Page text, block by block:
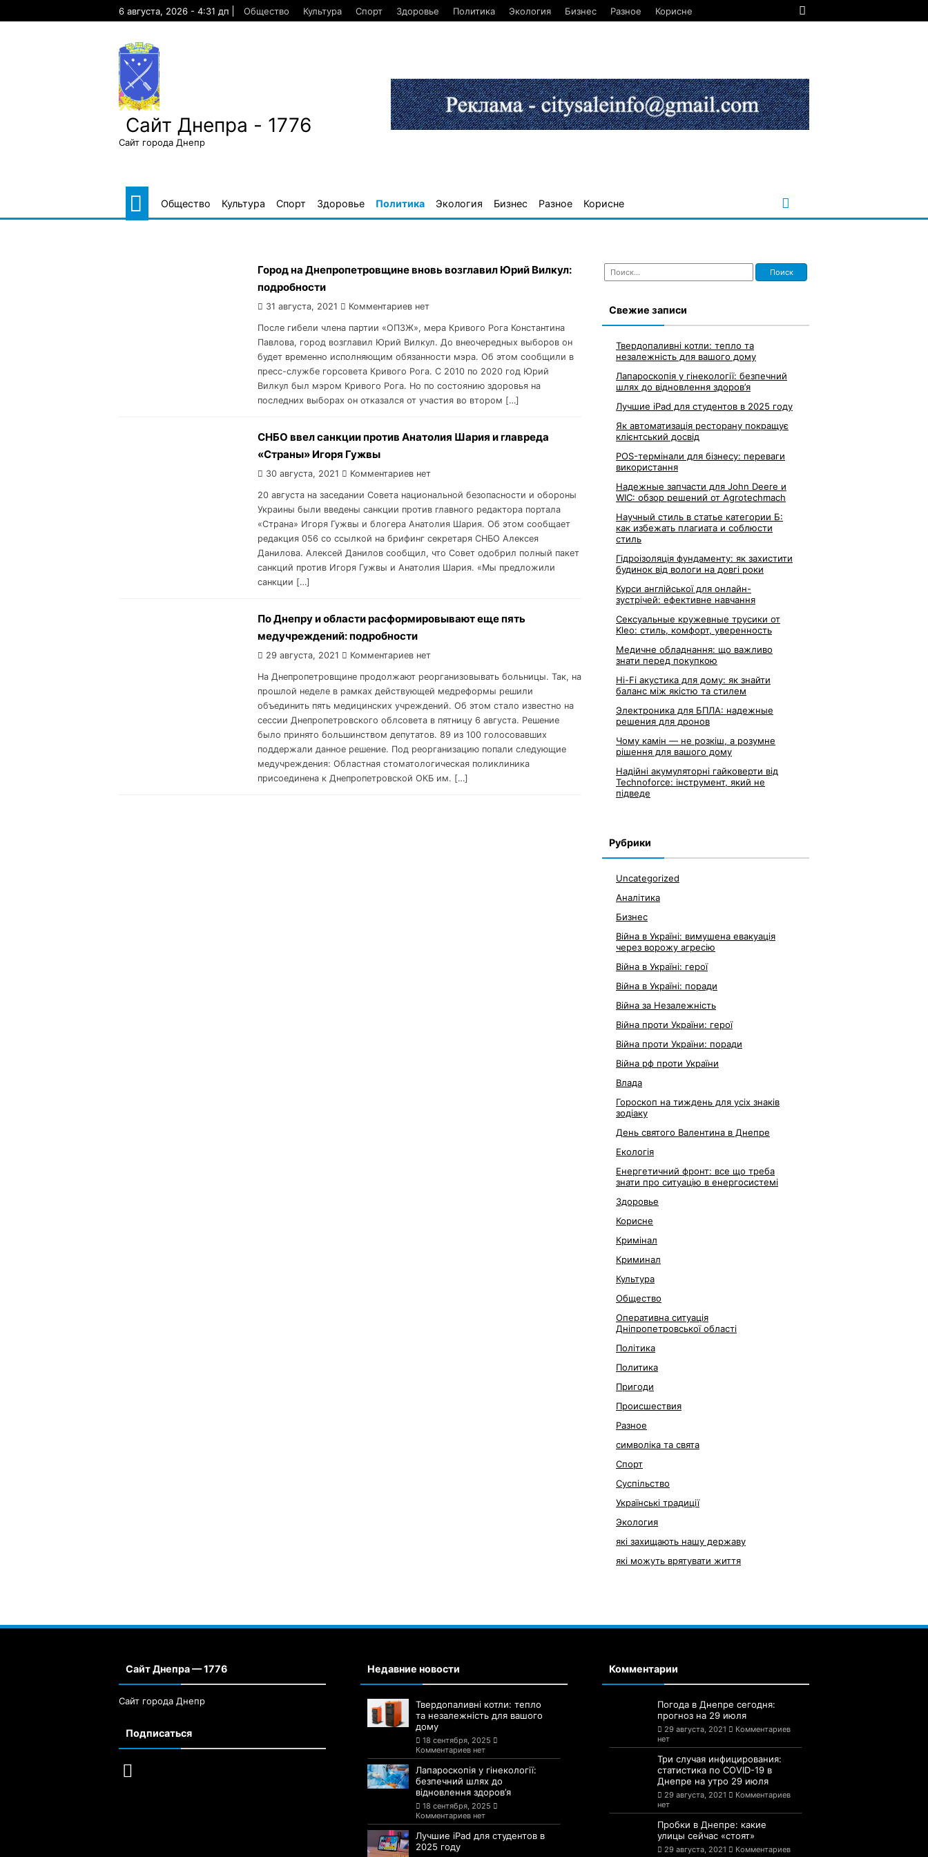
6 августа, 2026 - 4:31 дп Общество Культура Спорт Здоровье Политика Экология Бизнес Разное Корисне
Сайт Днепра - 1776
Сайт города Днепр
Общество Культура Спорт Здоровье Политика Экология Бизнес Разное Корисне
Город на Днепропетровщине вновь возглавил Юрий Вилкул:
подробности
31 августа, 2021 Комментариев нет
После гибели члена партии «ОПЗЖ», мера Кривого Рога Константина
Павлова, город возглавил Юрий Вилкул. До внеочередных выборов он
будет временно исполняющим обязанности мэра. Об этом сообщили в
пресс-службе горсовета Кривого Рога. С 2010 по 2020 год Юрий
Вилкул был мэром Кривого Рога. Но по состоянию здоровья на
последних выборах он отказался от участия во втором […]
СНБО ввел санкции против Анатолия Шария и главреда
«Страны» Игоря Гужвы
30 августа, 2021 Комментариев нет
20 августа на заседании Совета национальной безопасности и обороны
Украины были введены санкции против главного редактора портала
«Страна» Игоря Гужвы и блогера Анатолия Шария. Об этом сообщает
редакция 056 со ссылкой на брифинг секретаря СНБО Алексея
Данилова. Алексей Данилов сообщил, что Совет одобрил полный пакет
санкций против Игоря Гужвы и Анатолия Шария. «Мы предложили
санкции […]
По Днепру и области расформировывают еще пять
медучреждений: подробности
29 августа, 2021 Комментариев нет
На Днепропетровщине продолжают реорганизовывать больницы. Так, на
прошлой неделе в рамках действующей медреформы решили
объединить пять медицинских учреждений. Об этом стало известно на
сессии Днепропетровского облсовета в пятницу 6 августа. Решение
было принято большинством депутатов. 89 из 100 голосовавших
поддержали данное решение. Под реорганизацию попали следующие
медучреждения: Областная стоматологическая поликлиника
присоединена к Днепропетровской ОКБ им. […]
Найти:
Свежие записи
Твердопаливні котли: тепло та
незалежність для вашого дому
Лапароскопія у гінекології: безпечний
шлях до відновлення здоров’я
Лучшие iPad для студентов в 2025 году
Як автоматизація ресторану покращує
клієнтський досвід
POS-термінали для бізнесу: переваги
використання
Надежные запчасти для John Deere и
WIC: обзор решений от Agrotechmach
Научный стиль в статье категории Б:
как избежать плагиата и соблюсти
стиль
Гідроізоляція фундаменту: як захистити
будинок від вологи на довгі роки
Курси англійської для онлайн-
зустрічей: ефективне навчання
Сексуальные кружевные трусики от
Kleo: стиль, комфорт, уверенность
Медичне обладнання: що важливо
знати перед покупкою
Hi-Fi акустика для дому: як знайти
баланс між якістю та стилем
Электроника для БПЛА: надежные
решения для дронов
Чому камін — не розкіш, а розумне
рішення для вашого дому
Надійні акумуляторні гайковерти від
Technoforce: інструмент, який не
підведе
Рубрики
Uncategorized
Аналітика
Бизнес
Війна в Україні: вимушена евакуація
через ворожу агресію
Війна в Україні: герої
Війна в Україні: поради
Війна за Незалежність
Війна проти України: герої
Війна проти України: поради
Війна рф проти України
Влада
Гороскоп на тиждень для усіх знаків
зодіаку
День святого Валентина в Днепре
Екологія
Енергетичний фронт: все що треба
знати про ситуацію в енергосистемі
Здоровье
Корисне
Кримінал
Криминал
Культура
Общество
Оперативна ситуація
Дніпропетровської області
Політика
Политика
Пригоди
Происшествия
Разное
символіка та свята
Спорт
Суспільство
Українські традиції
Экология
які захищають нашу державу
які можуть врятувати життя
Сайт Днепра — 1776
Сайт города Днепр
Подписаться
Недавние новости
Твердопаливні котли: тепло
та незалежність для вашого
дому
18 сентября, 2025
Комментариев нет
Лапароскопія у гінекології:
безпечний шлях до
відновлення здоров’я
18 сентября, 2025
Комментариев нет
Лучшие iPad для студентов в
2025 году
Комментарии
Погода в Днепре сегодня:
прогноз на 29 июля
29 августа, 2021
Комментариев
нет
Три случая инфицирования:
статистика по COVID-19 в
Днепре на утро 29 июля
29 августа, 2021
Комментариев
нет
Пробки в Днепре: какие
улицы сейчас «стоят»
29 августа, 2021
Комментариев